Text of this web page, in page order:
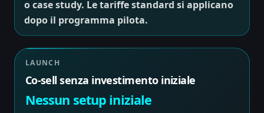
o case study. Le tariffe standard si applicano
dopo il programma pilota.
LAUNCH
Co-sell senza investimento iniziale
Nessun setup iniziale